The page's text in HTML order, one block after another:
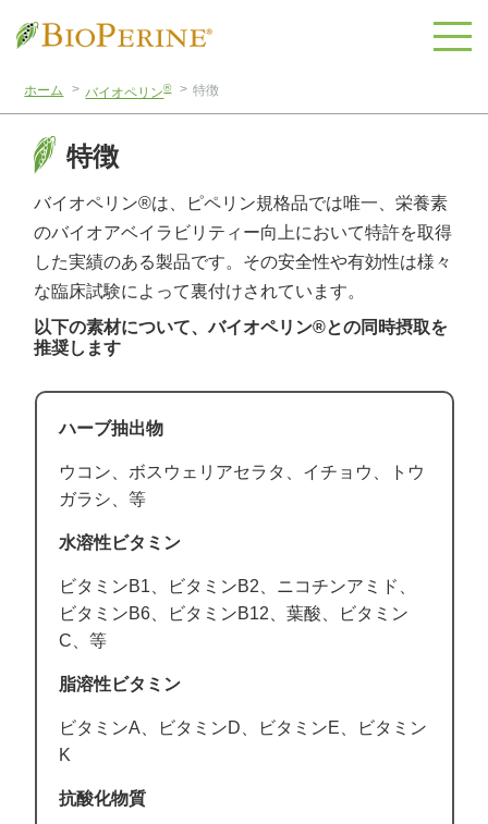
ホーム バイオペリン® 特徴
特徴
バイオペリン®は、ピペリン規格品では唯一、栄養素
のバイオアベイラビリティー向上において特許を取得
した実績のある製品です。その安全性や有効性は様々
な臨床試験によって裏付けされています。
以下の素材について、バイオペリン®との同時摂取を
推奨します
ハーブ抽出物
ウコン、ボスウェリアセラタ、イチョウ、トウ
ガラシ、等
水溶性ビタミン
ビタミンB1、ビタミンB2、ニコチンアミド、
ビタミンB6、ビタミンB12、葉酸、ビタミン
C、等
脂溶性ビタミン
ビタミンA、ビタミンD、ビタミンE、ビタミン
K
抗酸化物質